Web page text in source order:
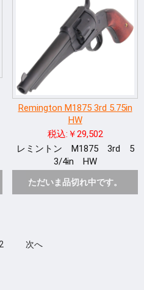
Remington M1875 3rd 5.75in
HW
税込:￥29,502
レミントン M1875 3rd 5
3/4in HW
ただいま品切れ中です。
2 次へ